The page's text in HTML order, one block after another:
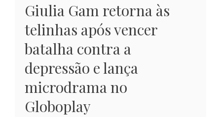
Giulia Gam retorna às
telinhas após vencer
batalha contra a
depressão e lança
microdrama no
Globoplay